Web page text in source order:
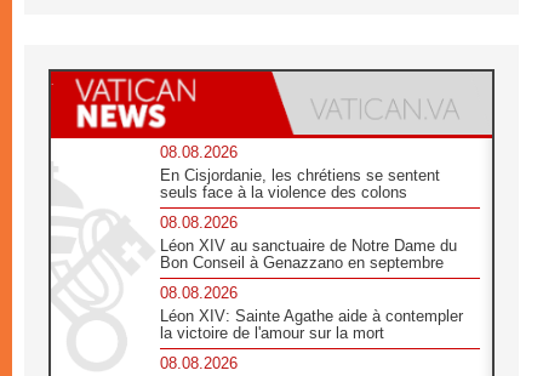
08.08.2026
En Cisjordanie, les chrétiens se sentent
seuls face à la violence des colons
08.08.2026
Léon XIV au sanctuaire de Notre Dame du
Bon Conseil à Genazzano en septembre
08.08.2026
Léon XIV: Sainte Agathe aide à contempler
la victoire de l'amour sur la mort
08.08.2026